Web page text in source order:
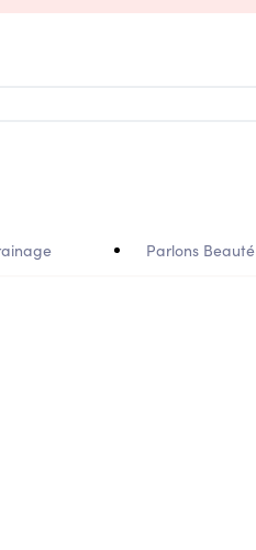
Parlons Beauté